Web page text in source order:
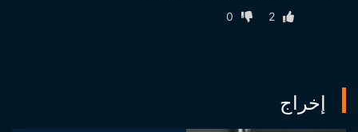
2
0
إخراج